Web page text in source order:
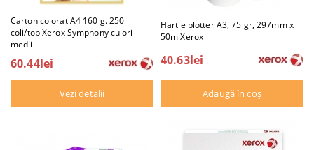
Carton colorat A4 160 g. 250
coli/top Xerox Symphony culori
medii
60.44lei
Vezi detalii
Hartie plotter A3, 75 gr, 297mm x
50m Xerox
40.63lei